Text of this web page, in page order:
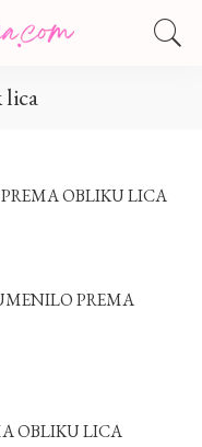
lica
PREMA OBLIKU LICA
PREMA
OBLIKU LICA